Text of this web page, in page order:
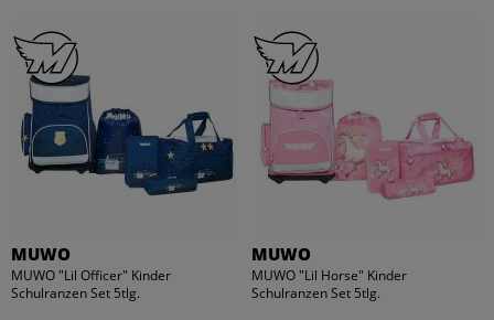
MUWO
MUWO "Lil Officer" Kinder
Schulranzen Set 5tlg.
MUWO
MUWO "Lil Horse" Kinder
Schulranzen Set 5tlg.